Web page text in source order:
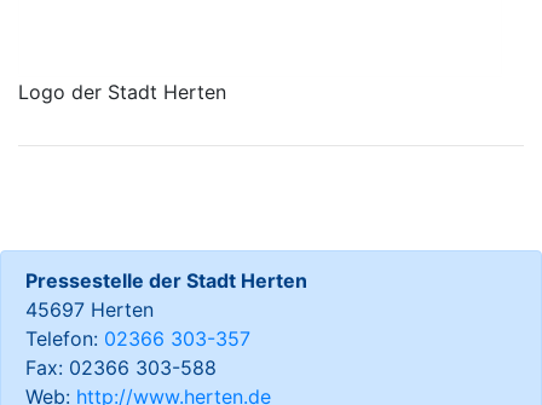
Logo der Stadt Herten
Pressestelle der Stadt Herten
45697 Herten
Telefon: 02366 303-357
Fax: 02366 303-588
Web: http://www.herten.de